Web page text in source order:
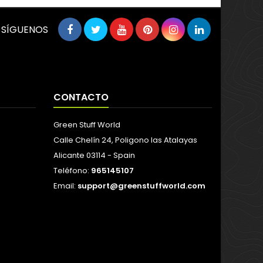
SÍGUENOS
CONTACTO
Green Stuff World
Calle Chelín 24, Poligono las Atalayas
Alicante 03114 - Spain
Teléfono: 965145107
Email: support@greenstuffworld.com